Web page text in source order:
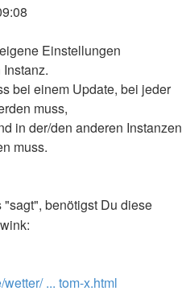
Einstellungen
bei einem Update, bei jeder
muss,
in der/den anderen Instanzen
muss.
benötigst Du diese
... tom-x.html